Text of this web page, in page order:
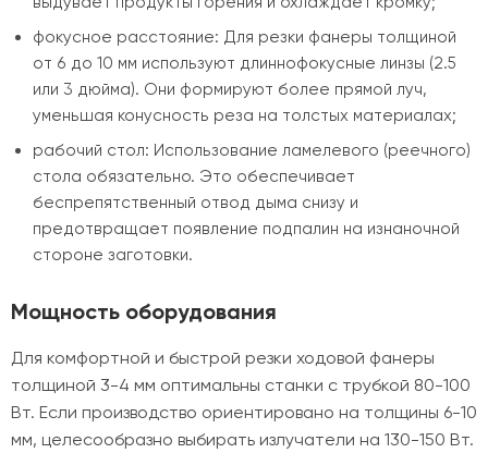
фокусное расстояние: Для резки фанеры толщиной
от 6 до 10 мм используют длиннофокусные линзы (2.5
или 3 дюйма). Они формируют более прямой луч,
уменьшая конусность реза на толстых материалах;
рабочий стол: Использование ламелевого (реечного)
стола обязательно. Это обеспечивает
беспрепятственный отвод дыма снизу и
предотвращает появление подпалин на изнаночной
стороне заготовки.
Мощность оборудования
Для комфортной и быстрой резки ходовой фанеры
толщиной 3-4 мм оптимальны станки с трубкой 80-100
Вт. Если производство ориентировано на толщины 6-10
мм, целесообразно выбирать излучатели на 130-150 Вт.